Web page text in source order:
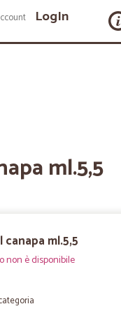
LogIn
ml.5,5
ml.5,5
non è disponibile